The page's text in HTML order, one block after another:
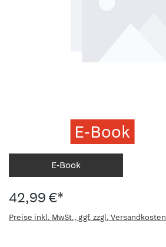
E-Book
E-Book
42,99 €*
Preise inkl. MwSt., ggf. zzgl. Versandkosten